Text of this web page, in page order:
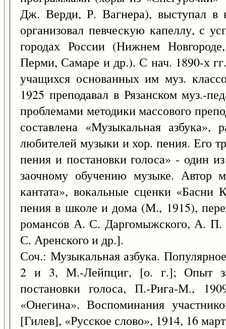
Дж. Верди, Р. Вагнера), выступал в
организовал певческую капеллу, с
городах России (Нижнем
Перми, Самаре и др.). С нач. 1890-х
учащихся основанных им муз.
1925 преподавал в Рязанском муз.-
проблемами методики массового
составлена «Музыкальная азбука»,
любителей музыки и хор. пения. Его
пения и постановки голоса» - один
заочному обучению музыке. Автор
кантата», вокальные сценки «Басни
пения в школе и дома (М., 1915),
романсов А. С. Даргомыжского, А.
С. Аренского и др.].
Соч.: Музыкальная азбука.
2 и 3, М.-Лейпциг, [о. г.]; Опыт
постановки голоса, П.-Рига-М.,
«Онегина». Воспоминания
[Гилев], «Русское слово», 1914, 16